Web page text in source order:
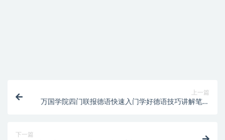
上一篇
万国学院四门联报德语快速入门学好德语技巧讲解笔记
下一篇